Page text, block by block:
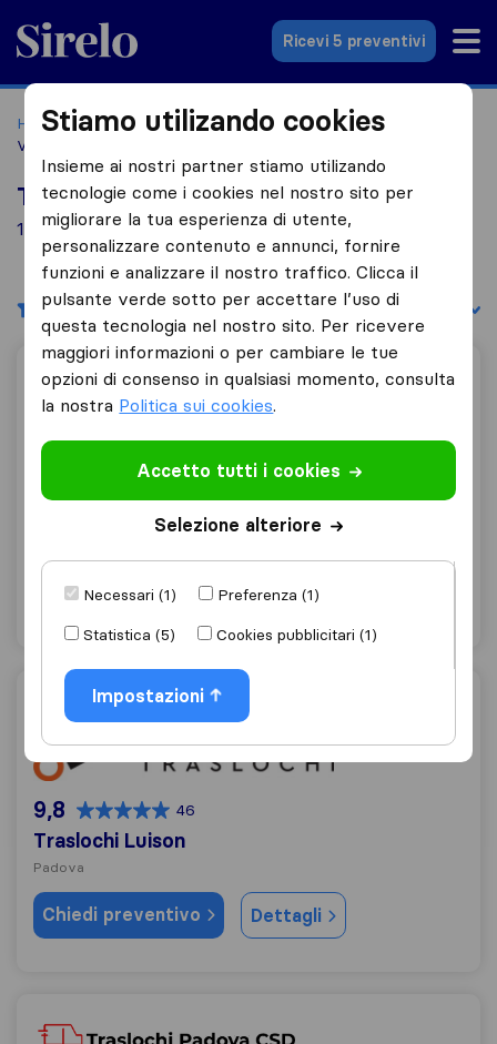
Sirelo.it
Ricevi 5 preventivi
Home
Le 10 migliori aziende di traslochi in Italia
Vigodarzere
Top 10 traslocatori a Vigodarzere
11 aziende di traslochi trovate a Vigodarzere
Filtri Filtra per:
Traslochisubito
0,0
Traslochisubito
Chiedi preventivo Dettagli
Traslochi Luison
9,8 46
Traslochi Luison
Padova
Chiedi preventivo Dettagli
CSD Traslochi a Padova
Stiamo utilizando cookies
Insieme ai nostri partner stiamo utilizando
tecnologie come i cookies nel nostro sito per
migliorare la tua esperienza di utente,
personalizzare contenuto e annunci, fornire
funzioni e analizzare il nostro traffico. Clicca il
pulsante verde sotto per accettare l’uso di
questa tecnologia nel nostro sito. Per ricevere
maggiori informazioni o per cambiare le tue
opzioni di consenso in qualsiasi momento, consulta
la nostra Politica sui cookies.
Accetto tutti i cookies
Selezione alteriore
Necessari (1)
Preferenza (1)
Statistica (5)
Cookies pubblicitari (1)
Impostazioni